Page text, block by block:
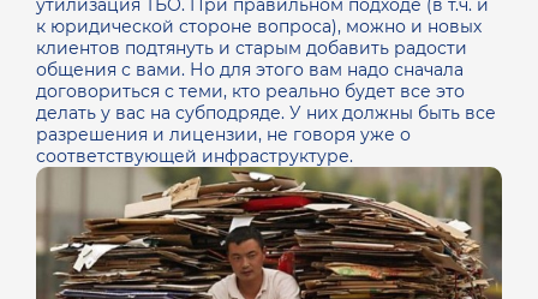
утилизация ТБО. При правильном подходе (в т.ч. и
к юридической стороне вопроса), можно и новых
клиентов подтянуть и старым добавить радости
общения с вами. Но для этого вам надо сначала
договориться с теми, кто реально будет все это
делать у вас на субподряде. У них должны быть все
разрешения и лицензии, не говоря уже о
соответствующей инфраструктуре.